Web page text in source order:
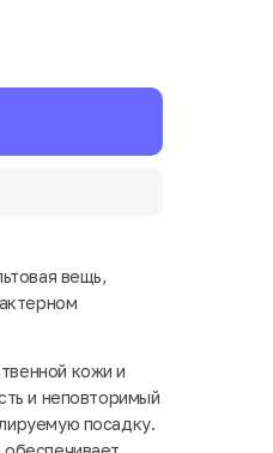
вещь,
кожи и
и неповторимый
посадку.